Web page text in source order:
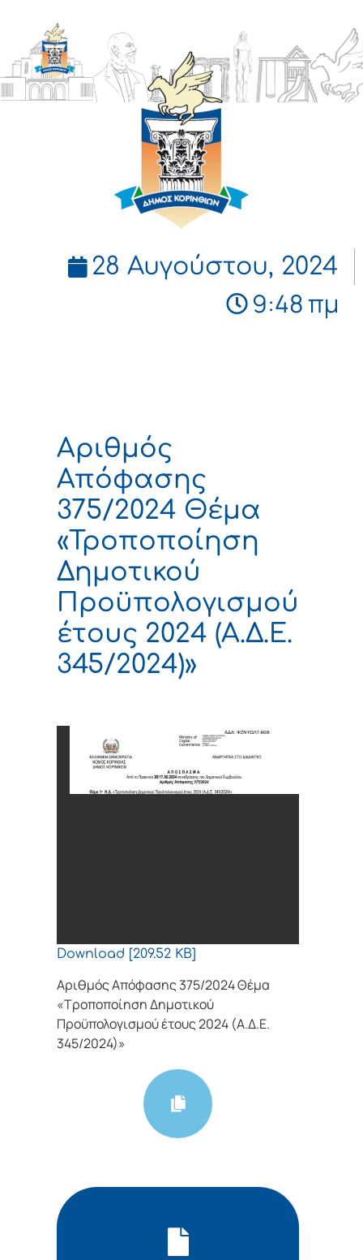
ΔΗΜΟΣ
ΚΟΡΙΝΘΙΩΝ
28 Αυγούστου, 2024
9:48 πμ
Αριθμός
Απόφασης
375/2024 Θέμα
«Τροποποίηση
Δημοτικού
Προϋπολογισμού
έτους 2024 (Α.Δ.Ε.
345/2024)»
Download [209.52 KB]
Αριθμός Απόφασης 375/2024 Θέμα
«Τροποποίηση Δημοτικού
Προϋπολογισμού έτους 2024 (Α.Δ.Ε.
345/2024)»